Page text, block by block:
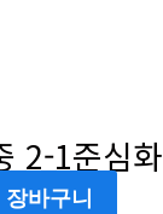
2-1준심화
장바구니